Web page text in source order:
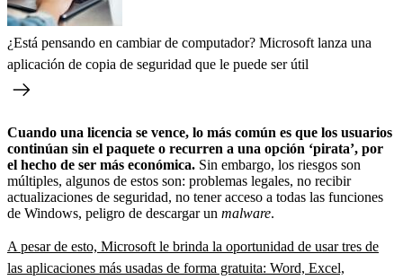
¿Está pensando en cambiar de computador? Microsoft lanza una
aplicación de copia de seguridad que le puede ser útil
Cuando una licencia se vence, lo más común es que los usuarios
continúan sin el paquete o recurren a una opción ‘pirata’, por
el hecho de ser más económica. Sin embargo, los riesgos son
múltiples, algunos de estos son: problemas legales, no recibir
actualizaciones de seguridad, no tener acceso a todas las funciones
de Windows, peligro de descargar un malware.
A pesar de esto, Microsoft le brinda la oportunidad de usar tres de
las aplicaciones más usadas de forma gratuita: Word, Excel,